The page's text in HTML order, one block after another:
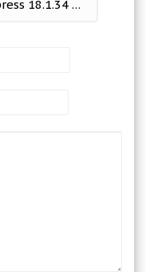
Adobe Photoshop Express 18.1.34 Mod (Premium & More)